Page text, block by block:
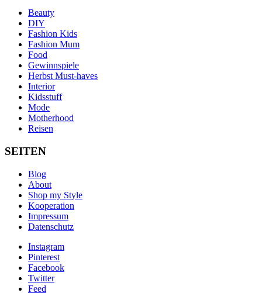
Beauty
DIY
Fashion Kids
Fashion Mum
Food
Gewinnspiele
Herbst Must-haves
Interior
Kidsstuff
Mode
Motherhood
Reisen
SEITEN
Blog
About
Shop my Style
Kooperation
Impressum
Datenschutz
Instagram
Pinterest
Facebook
Twitter
Feed